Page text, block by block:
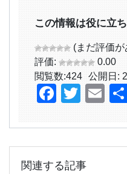
この情報は役に立
(まだ評価
評価:
0.00
閲覧数:424 公開日:
Twitter
関連する記事